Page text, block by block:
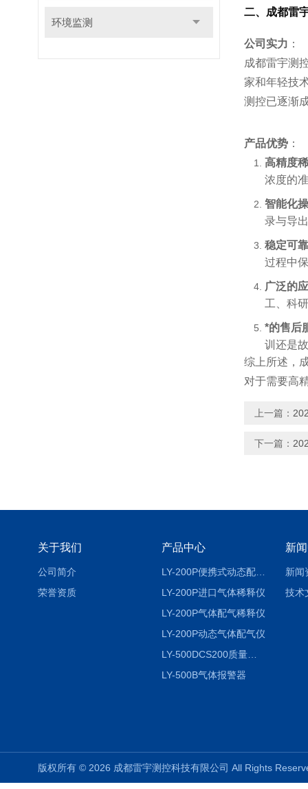
环境监测
二、成都雷
公司实力 ：
成都雷宇测
家和年轻技
测控已逐渐
产品优势 ：
高精度
浓度的
智能化
录与导
稳定可
过程中
广泛的
工、科
*的售后
训还是
综上所述，
对于需要高
上一篇：
下一篇：
关于我们
公司简介
荣誉资质
产品中心
LY-200P便携式动态配气仪进口
LY-200P进口气体稀释仪
LY-200P气体配气稀释仪
LY-200P动态气体配气仪
LY-500DCS200质量流量控制仪
LY-500B气体报警器
新
新闻
技术
版权所有 © 2026 成都雷宇测控科技有限公司 All Rights